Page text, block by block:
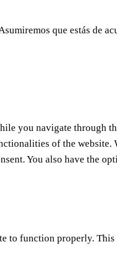
que estás de
you navigate through
of the
You also have the
to function properly.